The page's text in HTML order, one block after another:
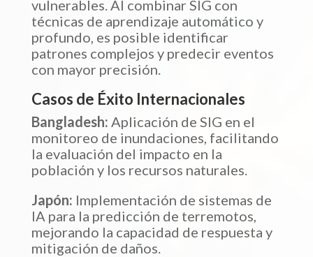
vulnerables. Al combinar SIG con
técnicas de aprendizaje automático y
profundo, es posible identificar
patrones complejos y predecir eventos
con mayor precisión.
Casos de Éxito Internacionales
Bangladesh: Aplicación de SIG en el
monitoreo de inundaciones, facilitando
la evaluación del impacto en la
población y los recursos naturales.
Japón: Implementación de sistemas de
IA para la predicción de terremotos,
mejorando la capacidad de respuesta y
mitigación de daños.